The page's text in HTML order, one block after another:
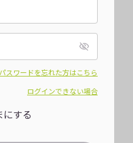
パスワードを忘れた方はこちら
ログインできない場合
にする